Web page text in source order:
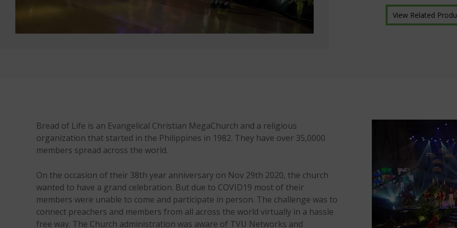
View Related
Bread of Life is an Evangelical Christian MegaChurch and a religious
organization that started in the Philippines in 1982. They have over 35,0000
members spread across the world.
On the occasion of their 38th year anniversary on Nov 29th 2020, the church
wanted to have a grand celebration. But due to COVID19 most of their
members were unable to come and participate in person. The challenge was to
connect preachers and members from all across the world virtually in a hassle
free way. The Church administration was aware of TVU Networks and